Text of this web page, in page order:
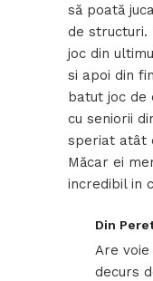
să poată
de structuri.
joc din
si apoi din
batut joc de
cu seniorii
speriat atât
Măcar ei
incredibil in
Din
Are voie
decurs